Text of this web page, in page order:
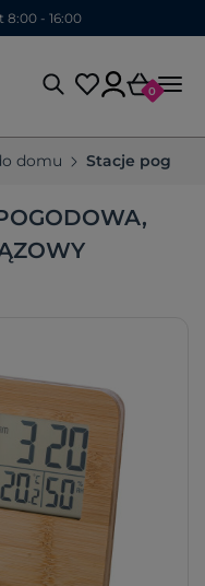
8:00 - 16:00
0
domu Stacje